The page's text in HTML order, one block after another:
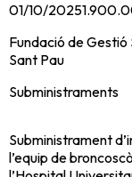
01/10/2025
Fundació de
Sant Pau
Subministraments
Subministrament
l’equip de